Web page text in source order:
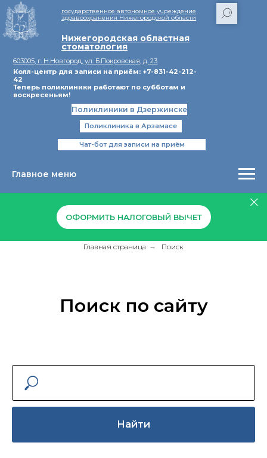
государственное автономное учреждение
здравоохранения Нижегородской области
Нижегородская областная
стоматология
Колл-центр для записи на приём: +7-831-42-212-
42
Теперь поликлиники работают по субботам и
воскресеньям!
603005, г. Н.Новгород, ул. Б.Покровская, д. 23
Поликлиника в Арзамасе
Чат-бот для записи на приём
Поликлиники в Дзержинске
Главное меню
ОФОРМИТЬ НАЛОГОВЫЙ ВЫЧЕТ
Главная страница → Поиск
Поиск по сайту
Найти